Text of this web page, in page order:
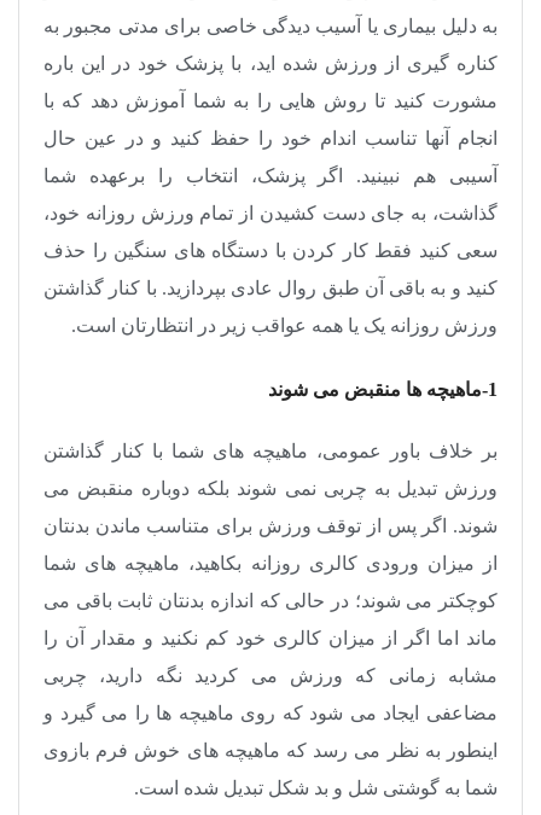
به دلیل بیماری یا آسیب دیدگی خاصی برای مدتی مجبور به
کناره گیری از ورزش شده اید، با پزشک خود در این باره
مشورت کنید تا روش هایی را به شما آموزش دهد که با
انجام آنها تناسب اندام خود را حفظ کنید و در عین حال
آسیبی هم نبینید. اگر پزشک، انتخاب را برعهده شما
گذاشت، به جای دست کشیدن از تمام ورزش روزانه خود،
سعی کنید فقط کار کردن با دستگاه های سنگین را حذف
کنید و به باقی آن طبق روال عادی بپردازید. با کنار گذاشتن
ورزش روزانه یک یا همه عواقب زیر در انتظارتان است.
1-ماهیچه ها منقبض می شوند
بر خلاف باور عمومی، ماهیچه های شما با کنار گذاشتن
ورزش تبدیل به چربی نمی شوند بلکه دوباره منقبض می
شوند. اگر پس از توقف ورزش برای متناسب ماندن بدنتان
از میزان ورودی کالری روزانه بکاهید، ماهیچه های شما
کوچکتر می شوند؛ در حالی که اندازه بدنتان ثابت باقی می
ماند اما اگر از میزان کالری خود کم نکنید و مقدار آن را
مشابه زمانی که ورزش می کردید نگه دارید، چربی
مضاعفی ایجاد می شود که روی ماهیچه ها را می گیرد و
اینطور به نظر می رسد که ماهیچه های خوش فرم بازوی
شما به گوشتی شل و بد شکل تبدیل شده است.